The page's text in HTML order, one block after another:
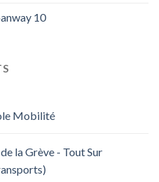
10
Mobilité
la Grève - Tout Sur